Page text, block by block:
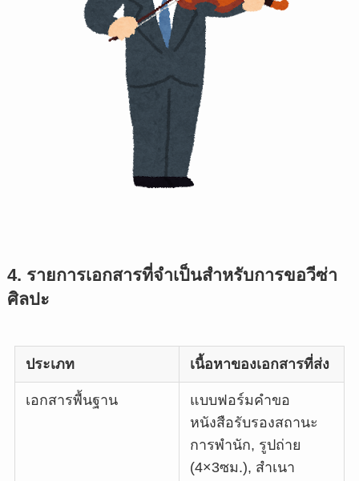
4. รายการเอกสารที่จำเป็นสำหรับการขอวีซ่า
ศิลปะ
ประเภท เนื้อหาของเอกสารที่ส่ง
เอกสารพื้นฐาน
แบบฟอร์มคำขอ
หนังสือรับรองสถานะ
การพำนัก, รูปถ่าย
(4×3ซม.), สำเนา